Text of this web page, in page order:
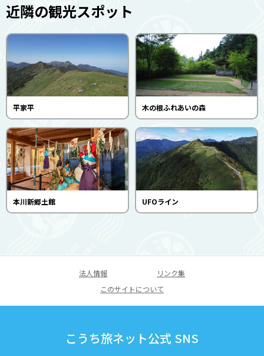
近隣の観光スポット
平家平 木の根ふれあいの森
本川新郷土館 UFOライン
法人情報
リンク集
このサイトについて
こうち旅ネット公式 SNS